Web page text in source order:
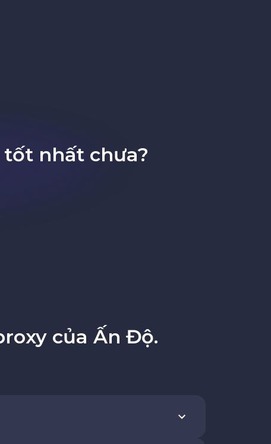
tốt nhất chưa?
của Ấn Độ.